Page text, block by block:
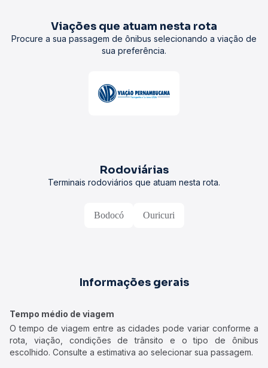
Viações que atuam nesta rota
Procure a sua passagem de ônibus selecionando a viação de
sua preferência.
Rodoviárias
Terminais rodoviários que atuam nesta rota.
Bodocó Ouricuri
Informações gerais
Tempo médio de viagem
O tempo de viagem entre as cidades pode variar conforme a
rota, viação, condições de trânsito e o tipo de ônibus
escolhido. Consulte a estimativa ao selecionar sua passagem.